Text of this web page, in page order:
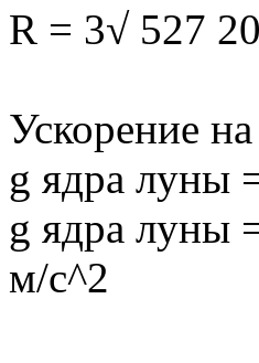
R = 3√ 527
Ускорение
g ядра луны
g ядра луны
м/с^2